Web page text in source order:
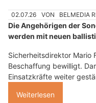
02.07.26 VON BELMEDIA
Die Angehörigen der
werden mit neuen
Sicherheitsdirektor Mario
Beschaffung bewilligt.
Einsatzkräfte weiter
Weiterlesen